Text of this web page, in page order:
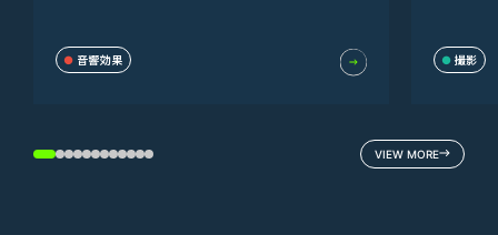
音響効果 撮影
VIEW MORE